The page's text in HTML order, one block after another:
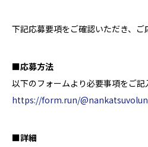
下記応募要項をご確認いただき、ご
■応募方法
以下のフォームより必要事項をご記
https://form.run/
■詳細